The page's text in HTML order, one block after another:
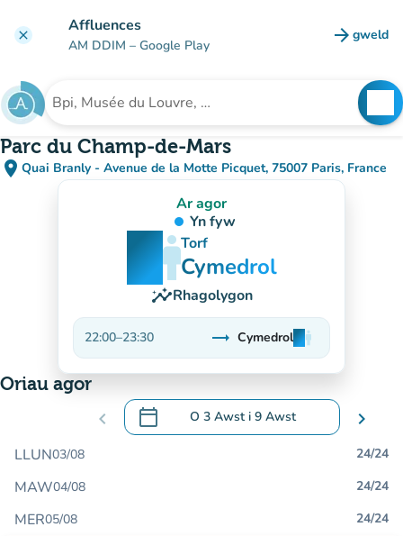
clear Affluences
AM DDIM – Google Play arrow_forward gweld
(tab
Chwilio am sefydliad
Parc du Champ-de-Mars
place Quai Branly - Avenue de la Motte Picquet, 75007 Paris, France
(agor yn Google Maps)
(tab newydd)
Ar agor
Yn fyw
man
man
man
Torf
Cymedrol
insightsRhagolygon
22:00–23:30 trending_flat
Sefydlog
Cymedrolman
man
man
Oriau agor
chevron_left calendar_today O 3 Awst i 9 Awst
.Agor y calendr i newid dyddiadau chevron_right
LLUN03/08 24/24
MAW04/08 24/24
MER05/08 24/24